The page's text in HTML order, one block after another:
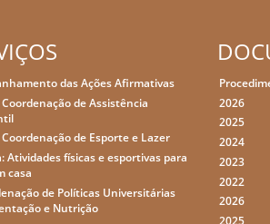
das Ações Afirmativas
de Assistência
de Esporte e Lazer
Atividades físicas e esportivas para
casa
de Políticas Universitárias
e Nutrição
2026
2025
2024
2023
2022
2026